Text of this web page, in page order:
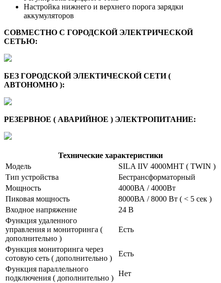
Настройка нижнего и верхнего порога зарядки
аккумуляторов
СОВМЕСТНО С ГОРОДСКОЙ ЭЛЕКТРИЧЕСКОЙ
СЕТЬЮ:
БЕЗ ГОРОДСКОЙ ЭЛЕКТИЧЕСКОЙ СЕТИ (
АВТОНОМНО ):
РЕЗЕРВНОЕ ( АВАРИЙНОЕ ) ЭЛЕКТРОПИТАНИЕ:
Технические характеристики
Модель
SILA IIV 4000MHT ( TWIN )
Тип устройства
Бестрансформаторный
Мощность
4000ВА / 4000Вт
Пиковая мощность
8000ВА / 8000 Вт ( < 5 сек )
Входное напряжение
24 В
Функция удаленного
управления и мониторинга (
дополнительно )
Есть
Функция мониторинга через
сотовую сеть ( дополнительно )
Есть
Функция параллельного
подключения ( дополнительно )
Нет